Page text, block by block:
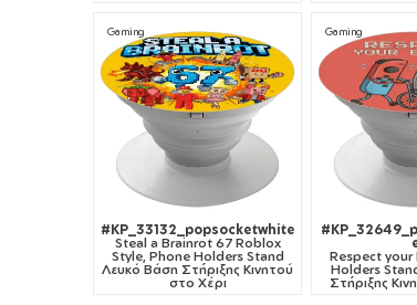
Gaming
#KP_33132_popsocketwhite
Steal a Brainrot 67 Roblox
Style, Phone Holders Stand
Λευκό Βάση Στήριξης Κινητού
στο Χέρι
Gaming
Respect your
Holders
Στήριξης